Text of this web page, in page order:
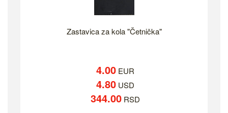
Zastavica za kola "Četnička"
4.00 EUR
4.80 USD
344.00 RSD